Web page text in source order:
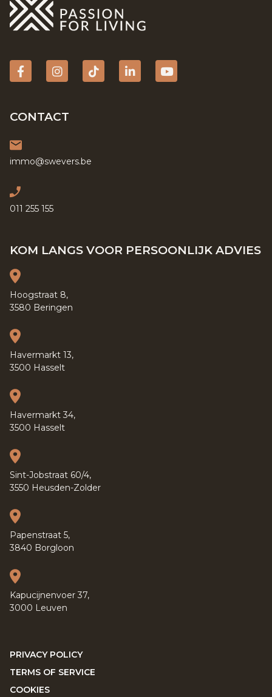
FacebookInstagram
tiktokLinkedinYouTube
CONTACT
immo@swevers.be
011 255 155
KOM LANGS VOOR PERSOONLIJK ADVIES
Hoogstraat 8,
3580 Beringen
Havermarkt 13,
3500 Hasselt
Havermarkt 34,
3500 Hasselt
Sint-Jobstraat 60/4,
3550 Heusden-Zolder
Papenstraat 5,
3840 Borgloon
Kapucijnenvoer 37,
3000 Leuven
PRIVACY POLICY
TERMS OF SERVICE
COOKIES